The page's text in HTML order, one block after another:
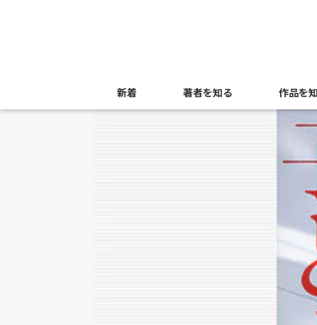
新着 著者を知る 作品を